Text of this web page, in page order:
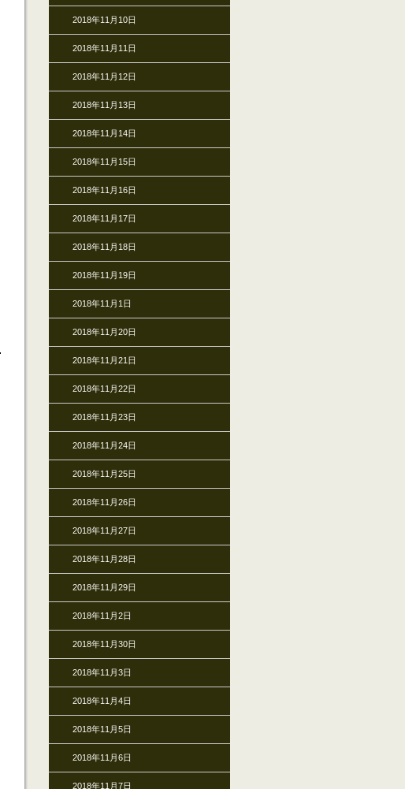
2018年11月10日
2018年11月11日
2018年11月12日
2018年11月13日
2018年11月14日
2018年11月15日
2018年11月16日
2018年11月17日
2018年11月18日
2018年11月19日
2018年11月1日
2018年11月20日
2018年11月21日
2018年11月22日
2018年11月23日
2018年11月24日
2018年11月25日
2018年11月26日
2018年11月27日
2018年11月28日
2018年11月29日
2018年11月2日
2018年11月30日
2018年11月3日
2018年11月4日
2018年11月5日
2018年11月6日
2018年11月7日